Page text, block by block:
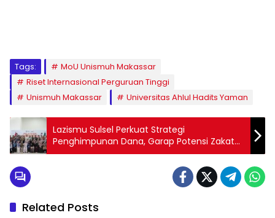
Tags:
MoU Unismuh Makassar
Riset Internasional Perguruan Tinggi
Unismuh Makassar
Universitas Ahlul Hadits Yaman
Lazismu Sulsel Perkuat Strategi
Penghimpunan Dana, Garap Potensi Zakat
Rp 7 Triliun
Related Posts